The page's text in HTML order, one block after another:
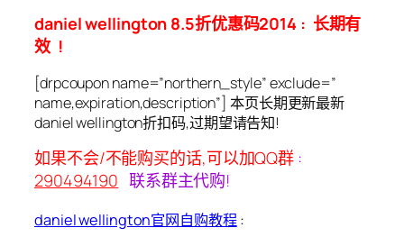
daniel wellington 8.5折优惠码2014 : 长期有
效 !
[drpcoupon name=”northern_style” exclude=”
name,expiration,description”] 本页长期更新最新
daniel wellington折扣码,过期望请告知!
如果不会/不能购买的话,可以加QQ群 :
290494190 联系群主代购!
daniel wellington官网自购教程: